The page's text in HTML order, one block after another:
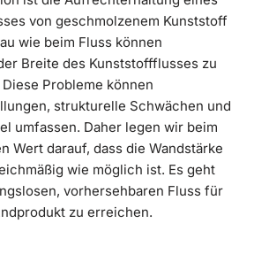
von geschmolzenem Kunststoff
wie beim Fluss können
Breite des Kunststoffflusses zu
Probleme können
strukturelle Schwächen und
umfassen. Daher legen wir beim
Wert darauf, dass die Wandstärke
wie möglich ist. Es geht
vorhersehbaren Fluss für
zu erreichen.